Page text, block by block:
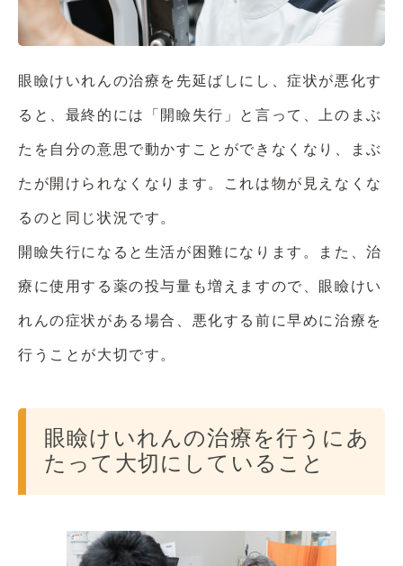
眼瞼けいれんの治療を先延ばしにし、症状が悪化す
ると、最終的には「開瞼失行」と言って、上のまぶ
たを自分の意思で動かすことができなくなり、まぶ
たが開けられなくなります。これは物が見えなくな
るのと同じ状況です。
開瞼失行になると生活が困難になります。また、治
療に使用する薬の投与量も増えますので、眼瞼けい
れんの症状がある場合、悪化する前に早めに治療を
行うことが大切です。
眼瞼けいれんの治療を行うにあ
たって大切にしていること